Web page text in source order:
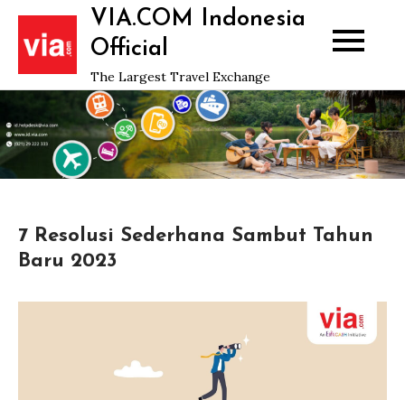
Skip
content
VIA.COM Indonesia
Official
The Largest Travel Exchange
7 Resolusi Sederhana Sambut Tahun
Baru 2023